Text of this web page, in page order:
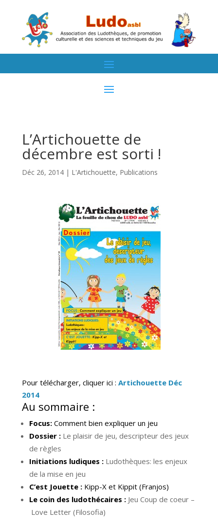
L’Artichouette de
décembre est sorti !
Déc 26, 2014| L'Artichouette, Publications
Pour télécharger, cliquer ici : Artichouette Déc
2014
Au sommaire :
Focus: Comment bien expliquer un jeu
Dossier : Le plaisir de jeu, descripteur des jeux
de règles
Initiations ludiques : Ludothèques: les enjeux
de la mise en jeu
C’est Jouette : Kipp-X et Kippit (Franjos)
Le coin des ludothécaires : Jeu Coup de coeur –
Love Letter (Filosofia)